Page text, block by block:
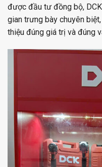
được đầu tư đồng bộ,
gian trưng bày chuyên
thiệu đúng giá trị và đúng